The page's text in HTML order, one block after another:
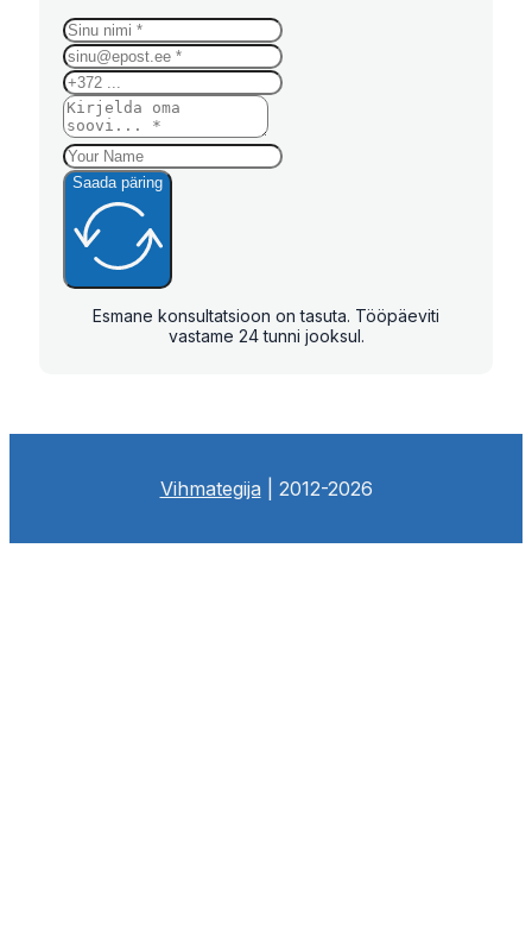
Saada päring
Esmane konsultatsioon on tasuta. Tööpäeviti
vastame 24 tunni jooksul.
Vihmategija | 2012-2026